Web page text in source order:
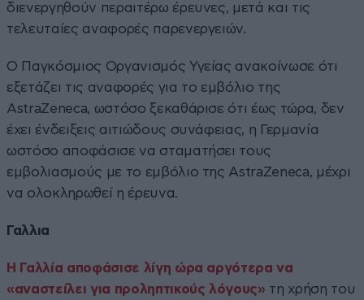
διενεργηθούν περαιτέρω έρευνες, μετά και τις
τελευταίες αναφορές παρενεργειών.
Ο Παγκόσμιος Οργανισμός Υγείας ανακοίνωσε ότι
εξετάζει τις αναφορές για το εμβόλιο της
AstraZeneca, ωστόσο ξεκαθάρισε ότι έως τώρα, δεν
έχει ένδειξεις αιτιώδους συνάφειας, η Γερμανία
ωστόσο αποφάσισε να σταματήσει τους
εμβολιασμούς με το εμβόλιο της AstraZeneca, μέχρι
να ολοκληρωθεί η έρευνα.
Γαλλια
Η Γαλλία αποφάσισε λίγη ώρα αργότερα να
«αναστείλει για προληπτικούς λόγους» τη χρήση του